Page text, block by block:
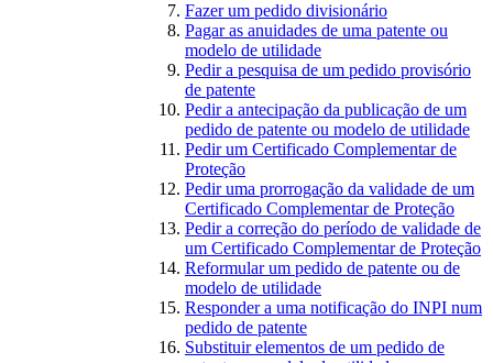
Fazer um pedido divisionário
Pagar as anuidades de uma patente ou
modelo de utilidade
Pedir a pesquisa de um pedido provisório
de patente
Pedir a antecipação da publicação de um
pedido de patente ou modelo de utilidade
Pedir um Certificado Complementar de
Proteção
Pedir uma prorrogação da validade de um
Certificado Complementar de Proteção
Pedir a correção do período de validade de
um Certificado Complementar de Proteção
Reformular um pedido de patente ou de
modelo de utilidade
Responder a uma notificação do INPI num
pedido de patente
Substituir elementos de um pedido de